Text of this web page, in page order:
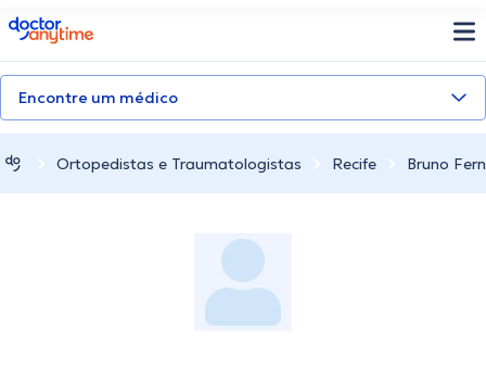
doctoranytime
Encontre um médico
Ortopedistas e Traumatologistas Recife Bruno